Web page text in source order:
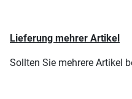
Lieferung mehrer Artikel
Sollten Sie mehrere Artikel